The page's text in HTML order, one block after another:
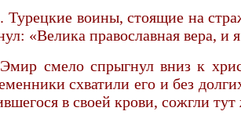
воины, стоящие на
«Велика православная вера, и
смело спрыгнул вниз к
схватили его и без
в своей крови, сожгли